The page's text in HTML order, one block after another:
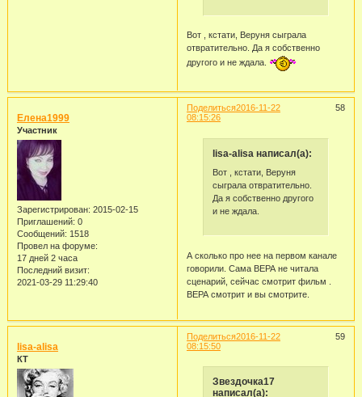
Вот , кстати, Веруня сыграла
отвратительно. Да я собственно
другого и не ждала.
Поделиться 58
2016-11-22
08:15:26
Елена1999
Участник
Зарегистрирован: 2015-02-15
Приглашений: 0
Сообщений: 1518
Провел на форуме:
17 дней 2 часа
Последний визит:
2021-03-29 11:29:40
lisa-alisa написал(а):
Вот , кстати, Веруня
сыграла отвратительно.
Да я собственно другого
и не ждала.
А сколько про нее на первом канале
говорили. Сама ВЕРА не читала
сценарий, сейчас смотрит фильм .
ВЕРА смотрит и вы смотрите.
Поделиться 59
2016-11-22
08:15:50
lisa-alisa
КТ
Звездочка17
написал(а):